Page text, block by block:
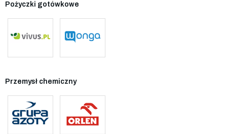
Pożyczki gotówkowe
Przemysł chemiczny